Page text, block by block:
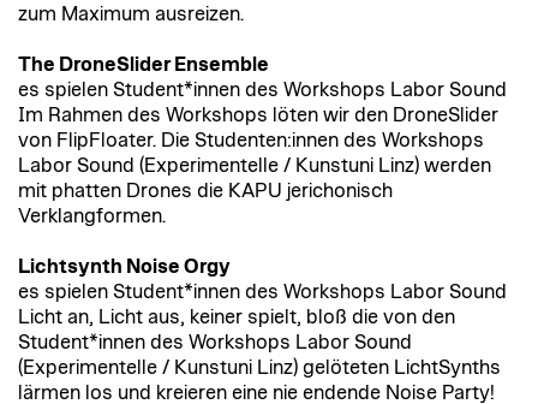
zum Maximum ausreizen.
The DroneSlider Ensemble
es spielen Student*innen des Workshops Labor Sound
Im Rahmen des Workshops löten wir den DroneSlider
von FlipFloater. Die Studenten:innen des Workshops
Labor Sound (Experimentelle / Kunstuni Linz) werden
mit phatten Drones die KAPU jerichonisch
Verklangformen.
Lichtsynth Noise Orgy
es spielen Student*innen des Workshops Labor Sound
Licht an, Licht aus, keiner spielt, bloß die von den
Student*innen des Workshops Labor Sound
(Experimentelle / Kunstuni Linz) gelöteten LichtSynths
lärmen los und kreieren eine nie endende Noise Party!